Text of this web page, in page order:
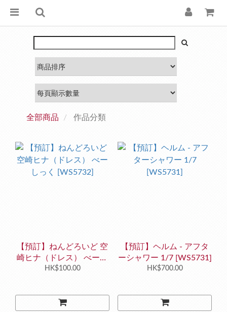
全部商品 作品分類
【預訂】ねんどろいど 空
崎ヒナ（ドレス） べーし
っく [WS5732]
HK$100.00
【預訂】ヘルム - アフタ
ーシャワー 1/7 [WS5731]
HK$700.00